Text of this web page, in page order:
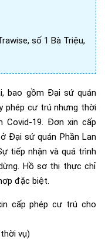
số 1 Bà Triệu,
bao gồm Đại sứ quán
phép cư trú nhưng thời
Covid-19. Đơn xin cấp
Đại sứ quán Phần Lan
tiếp nhận và quá trình
Hồ sơ thị thực chỉ
đặc biệt.
cấp phép cư trú cho
vụ)